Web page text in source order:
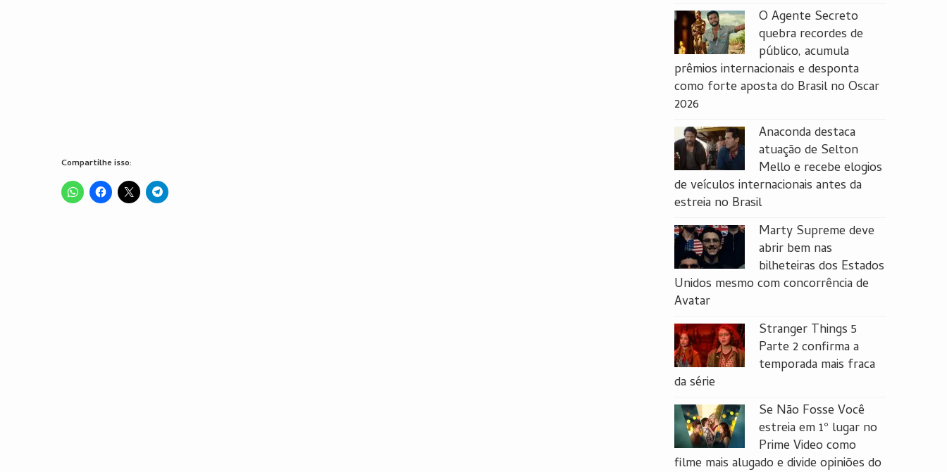
Compartilhe isso:
O Agente Secreto
quebra recordes de
público, acumula
prêmios internacionais e desponta
como forte aposta do Brasil no Oscar
2026
Anaconda destaca
atuação de Selton
Mello e recebe elogios
de veículos internacionais antes da
estreia no Brasil
Marty Supreme deve
abrir bem nas
bilheteiras dos Estados
Unidos mesmo com concorrência de
Avatar
Stranger Things 5
Parte 2 confirma a
temporada mais fraca
da série
Se Não Fosse Você
estreia em 1º lugar no
Prime Video como
filme mais alugado e divide opiniões do